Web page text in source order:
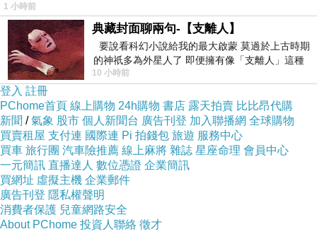
習
．生命教育：活著的意義、死亡使我們更珍視生命、
面對心愛的人死亡
．人際相處：揚棄偏見、拒絕的藝術、尋找真愛、友
情經營、待人處世之道
．家庭關係：與父母和手足的相處、與父母的溝通、
如何看待父母離異、認識繼親家庭
．多元社會：理解與包容「不一樣」，並認識性別刻
板印象
◎與課綱三大核心素養接軌（引號內為該核心素養的
1 小時前
典藏封面聊兩句-【支離人】
要說看科幻小說給我的最大啟蒙 莫過於上古時期
的神祇多為外星人了 即便擁有像「支離人」這種
驚世駭俗的神通法門 也未必讀
10 小時前
登入 註冊
PChome首頁 線上購物 24h購物 書店 露天拍賣 比比昂代購
新聞 /氣象 股市 個人新聞台 廣告刊登 加入聯播網 全球購物
買賣租屋 支付連 國際連 Pi 拍錢包 旅遊 服務中心
買車 旅行團 汽車險推薦 線上麻將 雜誌 星座命理 會員中心
一元簡訊 直播達人 數位憑證 企業簡訊
買網址 虛擬主機 企業郵件
廣告刊登 隱私權聲明
消費者保護 兒童網路安全
About PChome 投資人聯絡 徵才